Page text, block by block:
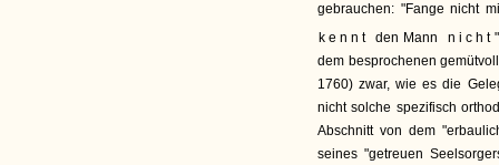
gebrauchen: "Fange nicht
kennt den Mann nicht
dem besprochenen
1760) zwar, wie es die
nicht solche spezifisch
Abschnitt von dem
seines "getreuen